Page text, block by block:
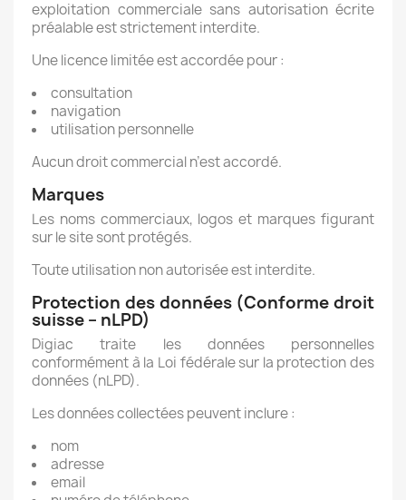
exploitation commerciale sans autorisation écrite
préalable est strictement interdite.
Une licence limitée est accordée pour :
consultation
navigation
utilisation personnelle
Aucun droit commercial n’est accordé.
Marques
Les noms commerciaux, logos et marques figurant
sur le site sont protégés.
Toute utilisation non autorisée est interdite.
Protection des données (Conforme droit
suisse – nLPD)
Digiac traite les données personnelles
conformément à la Loi fédérale sur la protection des
données (nLPD).
Les données collectées peuvent inclure :
nom
adresse
email